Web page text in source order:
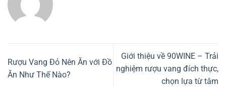
Rượu Vang Đỏ Nên Ăn với Đồ
Ăn Như Thế Nào?
Giới thiệu về 90WINE – Trải
nghiệm rượu vang đích thực,
chọn lựa từ tâm